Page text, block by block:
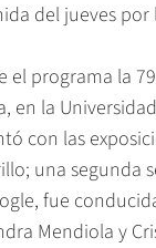
del jueves por
el programa la
en la
con las
una segunda
fue
Mendiola y